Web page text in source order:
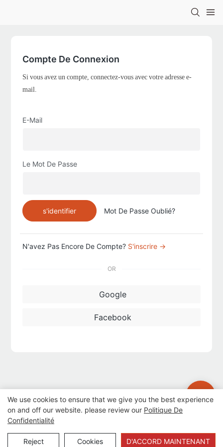
Compte De Connexion
Si vous avez un compte, connectez-vous avec votre adresse e-
mail.
E-Mail
Le Mot De Passe
s'identifier Mot De Passe Oublié?
N'avez Pas Encore De Compte? S'inscrire →
OR
Google
Facebook
Copyright © 2012-2023 Guangzhou Road Sunshine Sports Wear
We use cookies to ensure that we give you the best experience
on and off our website. please review our Politique De
Confidentialité
Reject Cookies D'ACCORD MAINTENANT